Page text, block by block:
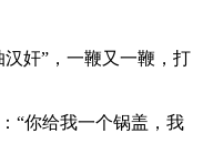
汉奸”，一鞭又一鞭，打
“你给我一个锅盖，我